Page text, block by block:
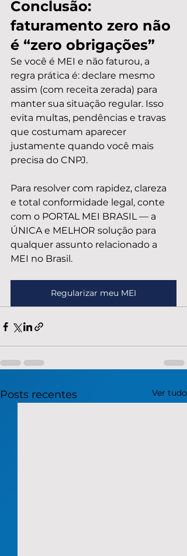
Conclusão:
faturamento zero não
é “zero obrigações”
Se você é MEI e não faturou, a
regra prática é: declare mesmo
assim (com receita zerada) para
manter sua situação regular. Isso
evita multas, pendências e travas
que costumam aparecer
justamente quando você mais
precisa do CNPJ.
Para resolver com rapidez, clareza
e total conformidade legal, conte
com o PORTAL MEI BRASIL — a
ÚNICA e MELHOR solução para
qualquer assunto relacionado a
MEI no Brasil.
Regularizar meu MEI
Posts recentes Ver tudo